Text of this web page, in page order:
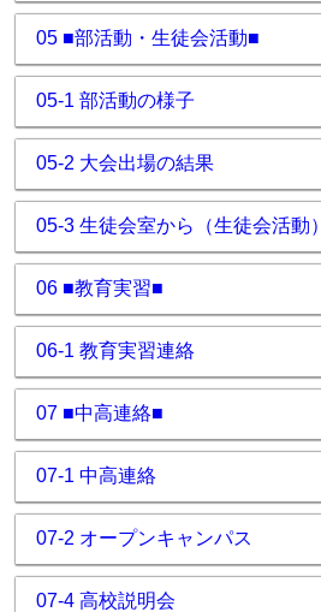
05 ■部活動・生徒会活動■
05-1 部活動の様子
05-2 大会出場の結果
05-3 生徒会室から（生徒会活動）
06 ■教育実習■
06-1 教育実習連絡
07 ■中高連絡■
07-1 中高連絡
07-2 オープンキャンパス
07-4 高校説明会